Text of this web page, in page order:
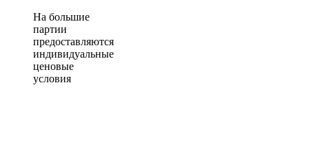
На большие
партии
предоставляются
индивидуальные
ценовые
условия